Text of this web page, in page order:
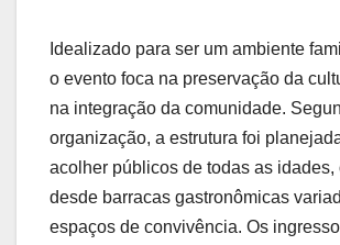
Idealizado para ser um ambiente
o evento foca na preservação da
na integração da comunidade.
organização, a estrutura foi
acolher públicos de todas as idades,
desde barracas gastronômicas
espaços de convivência. Os